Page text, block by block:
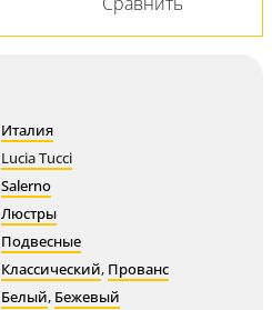
Италия
Lucia Tucci
Salerno
Люстры
Подвесные
Классический, Прованс
Белый, Бежевый